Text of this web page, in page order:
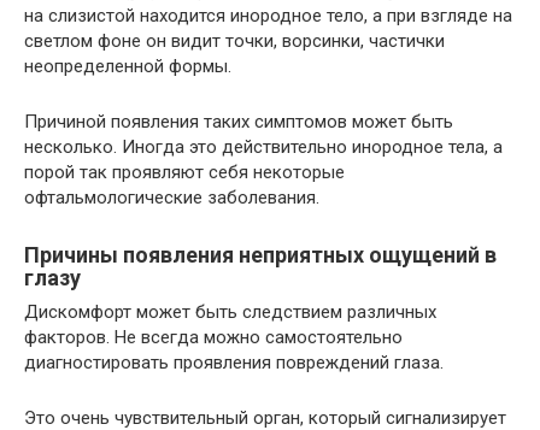
на слизистой находится инородное тело, а при взгляде на
светлом фоне он видит точки, ворсинки, частички
неопределенной формы.
Причиной появления таких симптомов может быть
несколько. Иногда это действительно инородное тела, а
порой так проявляют себя некоторые
офтальмологические заболевания.
Причины появления неприятных ощущений в
глазу
Дискомфорт может быть следствием различных
факторов. Не всегда можно самостоятельно
диагностировать проявления повреждений глаза.
Это очень чувствительный орган, который сигнализирует